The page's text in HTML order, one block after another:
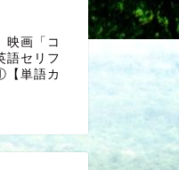
映画「コ
語セリフ
【単語カ